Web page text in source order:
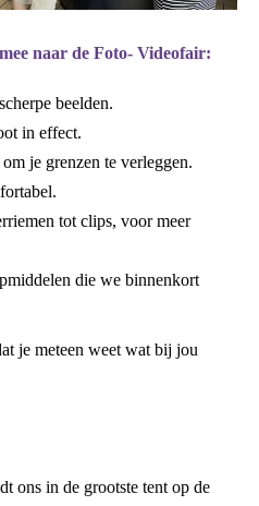
naar de Foto- Videofair:
beelden.
in effect.
je grenzen te verleggen.
tot clips, voor meer
die we binnenkort
je meteen weet wat bij jou
ons in de grootste tent op de